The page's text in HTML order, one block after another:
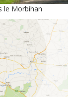
le Morbihan